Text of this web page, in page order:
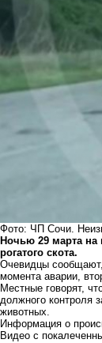
Фото: ЧП Сочи.
Ночью 29 марта на
рогатого скота.
Очевидцы
момента аварии,
Местные говорят,
должного контроля
животных.
Информация о
Видео с